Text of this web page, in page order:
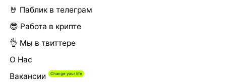
🤘 Паблик в телеграм
😎 Работа в крипте
👌 Мы в твиттере
О Нас
Вакансии